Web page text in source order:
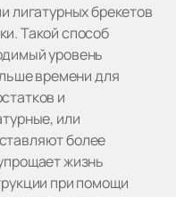
лигатурных брекетов
Такой способ
уровень
времени для
и
или
более
жизнь
при помощи